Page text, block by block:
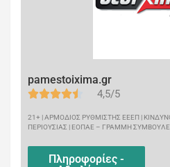
pamestoixima.gr
4,5/5
21+ | ΑΡΜΟΔΙΟΣ ΡΥΘΜΙΣΤΗΣ ΕΕΕΠ |
ΠΕΡΙΟΥΣΙΑΣ | ΕΟΠΑΕ – ΓΡΑΜΜΗ
Πληροφορίες -